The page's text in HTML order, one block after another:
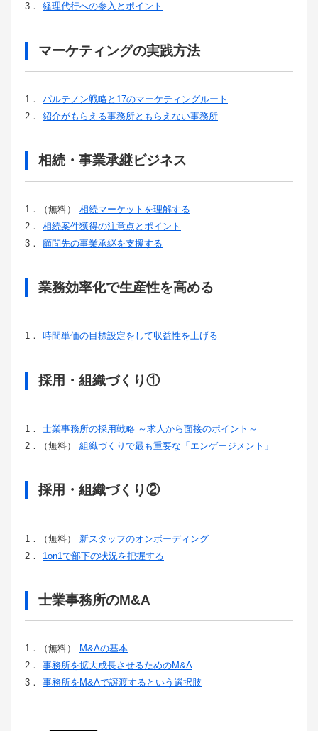
3．
経理代行への参入とポイント
マーケティングの実践方法
1．
パルテノン戦略と17のマーケティングルート
2．
紹介がもらえる事務所ともらえない事務所
相続・事業承継ビジネス
1．（無料）
相続マーケットを理解する
2．
相続案件獲得の注意点とポイント
3．
顧問先の事業承継を支援する
業務効率化で生産性を高める
1． 時間単価の目標設定をして収益性を上げる
採用・組織づくり①
1．
士業事務所の採用戦略 ～求人から面接のポイント～
2．（無料）
組織づくりで最も重要な「エンゲージメント」
採用・組織づくり②
1．（無料）
新スタッフのオンボーディング
2．
1on1で部下の状況を把握する
士業事務所のM&A
1．（無料）
M&Aの基本
2．
事務所を拡大成長させるためのM&A
3．
事務所をM&Aで譲渡するという選択肢